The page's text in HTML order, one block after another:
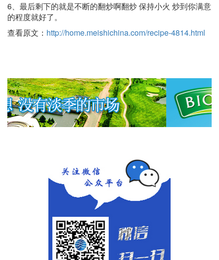
6、最后剩下的就是不断的翻炒啊翻炒 保持小火 炒到你满意
的程度就好了。
查看原文： http://home.meishichina.com/recipe-4814.html